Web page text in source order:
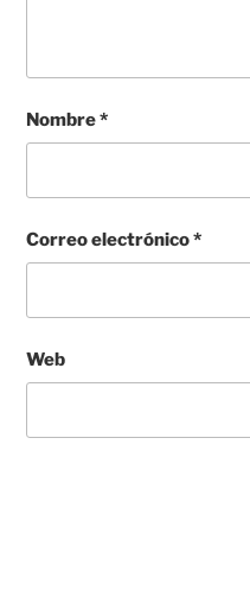
Nombre*
Correo electrónico*
Web